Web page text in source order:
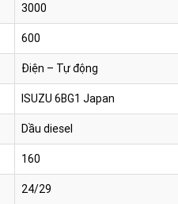
3000
600
Điện – Tự động
ISUZU 6BG1 Japan
Dầu diesel
160
24/29